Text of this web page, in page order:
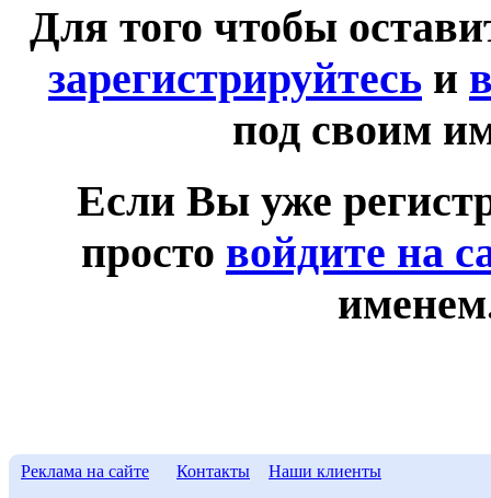
Для того чтобы
зарегистрируйтесь и
под своим
Если Вы уже
просто войдите на
Реклама на сайте Контакты Наши клиенты